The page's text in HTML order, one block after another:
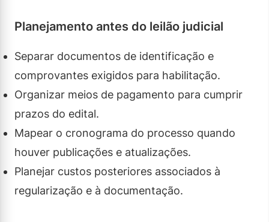
Planejamento antes do leilão judicial
Separar documentos de identificação e
comprovantes exigidos para habilitação.
Organizar meios de pagamento para cumprir
prazos do edital.
Mapear o cronograma do processo quando
houver publicações e atualizações.
Planejar custos posteriores associados à
regularização e à documentação.